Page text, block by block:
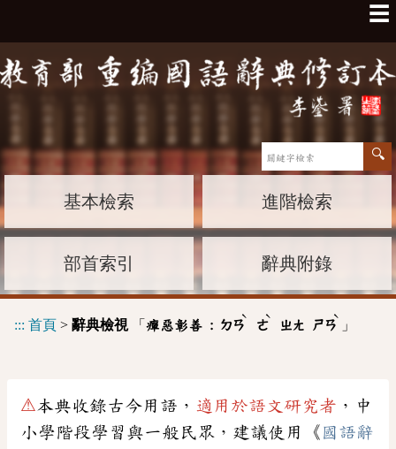
☰
基本檢索 進階檢索
部首索引 辭典附錄
::: 首頁 > 辭典檢視「 癉惡彰善 : ㄉㄢ
ˋ
ㄜ
ˋ
ㄓㄤ ㄕㄢ
ˋ
」
⚠本典收錄古今用語， 適用於語文研究者 ，中
小學階段學習與一般民眾，建議使用《 國語辭